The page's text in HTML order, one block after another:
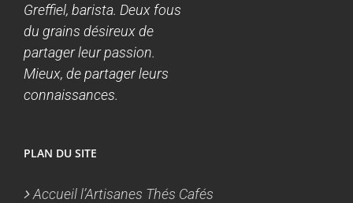
Greffiel, barista. Deux fous
du grains désireux de
partager leur passion.
Mieux, de partager leurs
connaissances.
PLAN DU SITE
Accueil l’Artisanes Thés Cafés